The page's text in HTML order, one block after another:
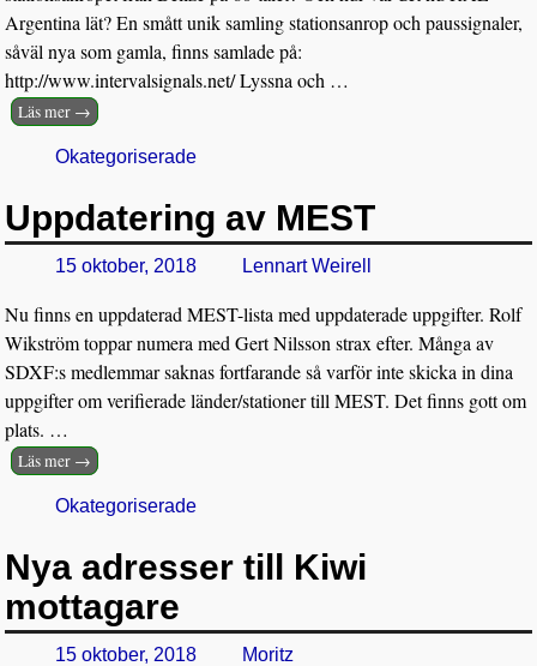
Argentina lät? En smått unik samling stationsanrop och paussignaler,
såväl nya som gamla, finns samlade på:
http://www.intervalsignals.net/ Lyssna och …
Läs mer →
Okategoriserade
Uppdatering av MEST
15 oktober, 2018 Lennart Weirell
Nu finns en uppdaterad MEST-lista med uppdaterade uppgifter. Rolf
Wikström toppar numera med Gert Nilsson strax efter. Många av
SDXF:s medlemmar saknas fortfarande så varför inte skicka in dina
uppgifter om verifierade länder/stationer till MEST. Det finns gott om
plats. …
Läs mer →
Okategoriserade
Nya adresser till Kiwi
mottagare
15 oktober, 2018 Moritz